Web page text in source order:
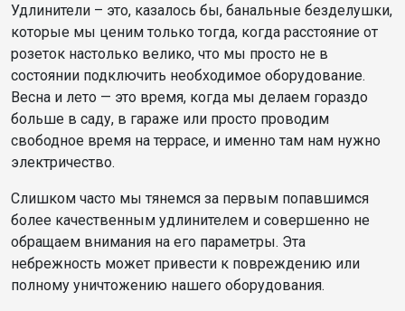
Удлинители – это, казалось бы, банальные безделушки,
которые мы ценим только тогда, когда расстояние от
розеток настолько велико, что мы просто не в
состоянии подключить необходимое оборудование.
Весна и лето — это время, когда мы делаем гораздо
больше в саду, в гараже или просто проводим
свободное время на террасе, и именно там нам нужно
электричество.
Слишком часто мы тянемся за первым попавшимся
более качественным удлинителем и совершенно не
обращаем внимания на его параметры. Эта
небрежность может привести к повреждению или
полному уничтожению нашего оборудования.